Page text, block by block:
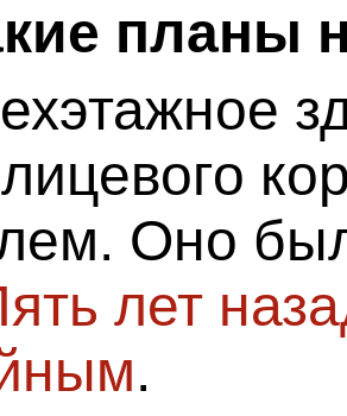
планы
Оно
лет
.